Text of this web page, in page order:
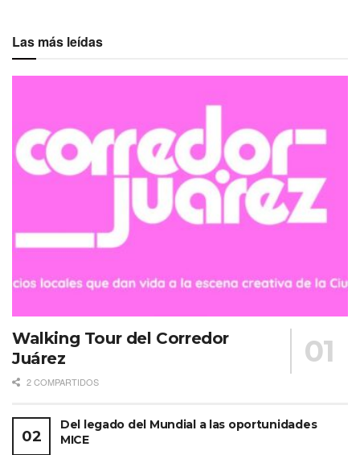
Las más leídas
Walking Tour del Corredor
Juárez
2 COMPARTIDOS
Del legado del Mundial a las oportunidades
MICE